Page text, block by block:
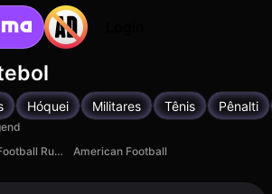
Hóquei Militares Tênis Pênalti
Touchdown - American Football Rugby
American Football